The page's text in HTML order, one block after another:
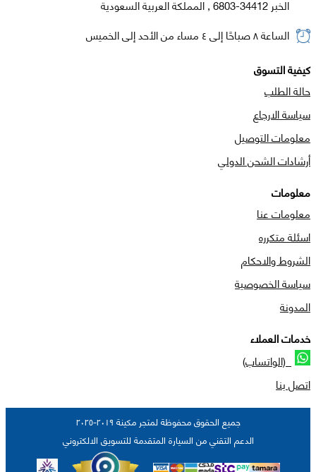
الخبر 34412-6803 , المملكة العربية السعودية
الساعة ٨ صباحًا إلى ٤ مساء من الأحد إلى الخميس
كيفية التسوق
حالة الطلب
سياسة الارجاع
معلومات التوصيل
أرشادات الشحن الدولي
معلومات
معلومات عنا
اسئلة متكرره
الشروط والاحكام
سياسة الخصوصية
المدونة
خدمات العملاء
(الواتساب)
اتصل بنا
جميع الحقوق محفوظة لمتجر مكينة ٢٠١٩-٢٠٢٥
الدعم التقني من السيارة المتقدمة للتسويق الالكتروني